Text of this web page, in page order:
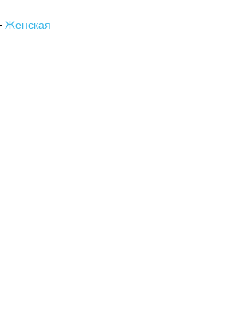
Женская